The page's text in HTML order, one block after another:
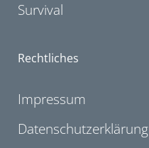
Survival
Rechtliches
Impressum
Datenschutzerklärung